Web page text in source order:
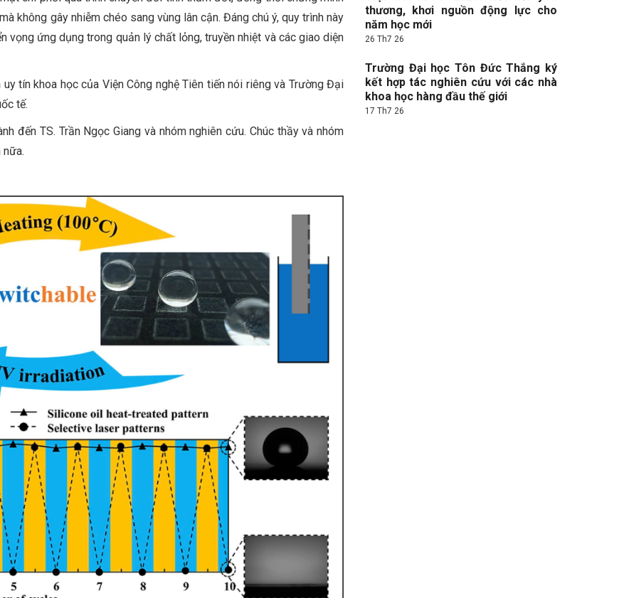
không gây nhiễm chéo sang vùng lân cận. Đáng chú ý, quy trình này
vọng ứng dụng trong quản lý chất lỏng, truyền nhiệt và các giao diện
tín khoa học của Viện Công nghệ Tiên tiến nói riêng và Trường Đại
tế.
đến TS. Trần Ngọc Giang và nhóm nghiên cứu. Chúc thầy và nhóm
thương, khơi nguồn động lực cho
năm học mới
26 Th7 26
Trường Đại học Tôn Đức Thắng ký
kết hợp tác nghiên cứu với các nhà
khoa học hàng đầu thế giới
17 Th7 26